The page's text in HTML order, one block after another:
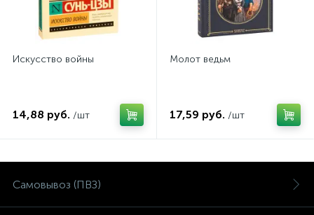
Искусство войны
14,88 руб. /шт
Молот ведьм
17,59 руб. /шт
Самовывоз (ПВЗ)